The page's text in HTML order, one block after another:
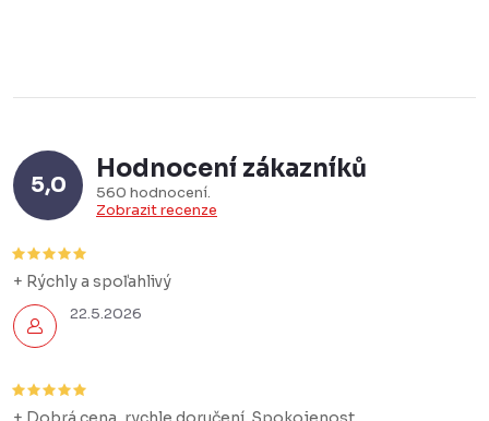
5,0
Hodnocení zákazníků
560 hodnocení
Zobrazit recenze
22.5.2026
+ Rýchly a spoľahlivý